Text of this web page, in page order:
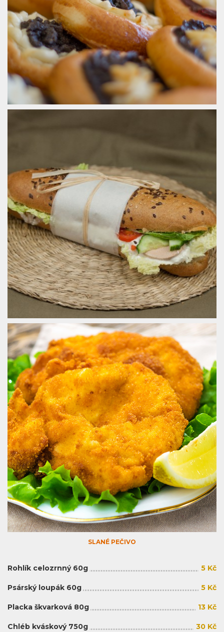
SLANÉ PEČIVO
Rohlík celozrnný 60g 5 Kč
Psárský loupák 60g 5 Kč
Placka škvarková 80g 13 Kč
Chléb kváskový 750g 30 Kč